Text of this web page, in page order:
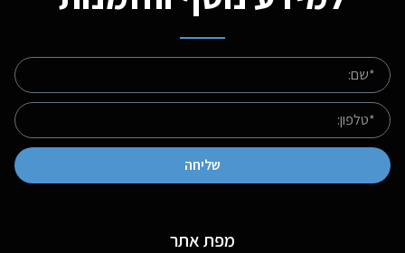
שליחה
מפת אתר